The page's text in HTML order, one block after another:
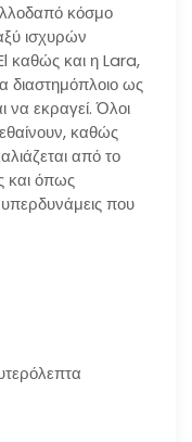
κόσμο
ισχυρών
καθώς και η Lara,
διαστημόπλοιο ως
να εκραγεί. Όλοι
καθώς
από το
και όπως
που